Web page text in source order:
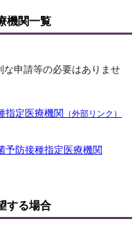
機関一覧
申請等の必要はありませ
指定医療機関 （外部リンク）
防接種指定医療機関
する場合